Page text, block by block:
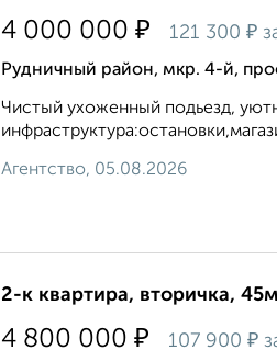
4 000 000 ₽ 121 300 ₽
Рудничный район, мкр. 4-й,
Чистый ухоженный подьезд,
Агентство, 05.08.2026
2-к квартира, вторичка,
4 800 000 ₽ 107 900 ₽